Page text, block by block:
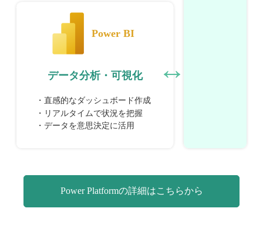
Power Platformの詳細はこちらから